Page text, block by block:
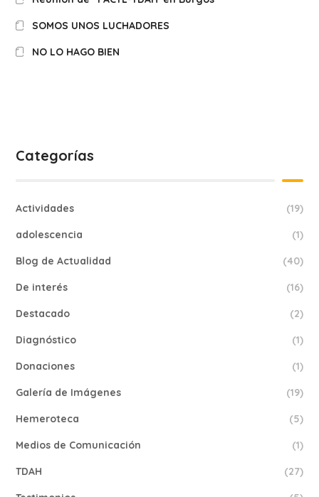
SOMOS UNOS LUCHADORES
NO LO HAGO BIEN
Categorías
Actividades (19)
adolescencia (1)
Blog de Actualidad (40)
De interés (16)
Destacado (2)
Diagnóstico (1)
Donaciones (1)
Galería de Imágenes (19)
Hemeroteca (5)
Medios de Comunicación (1)
TDAH (27)